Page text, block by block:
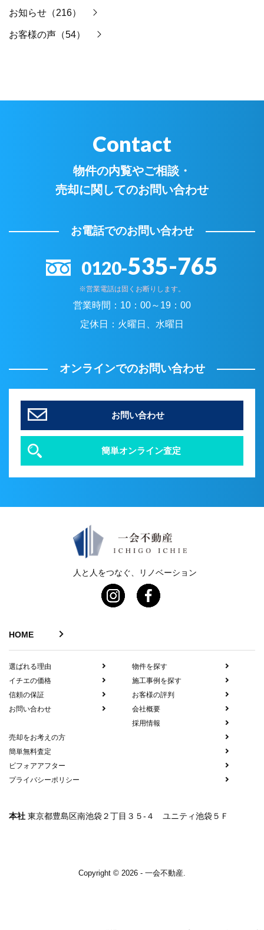
お知らせ（216）
お客様の声（54）
Contact
物件の内覧やご相談・
売却に関してのお問い合わせ
お電話でのお問い合わせ
0120-535-765
※営業電話は固くお断りします。
営業時間： 10：00～19：00
定休日： 火曜日、水曜日
オンラインでのお問い合わせ
お問い合わせ
簡単オンライン査定
人と人をつなぐ、リノベーション
HOME
選ばれる理由
イチエの価格
信頼の保証
お問い合わせ
物件を探す
施工事例を探す
お客様の評判
会社概要
採用情報
売却をお考えの方
簡単無料査定
ビフォアアフター
プライバシーポリシー
本社 東京都豊島区南池袋２丁目３５-４ ユニティ池袋５Ｆ
Copyright © 2026 - 一会不動産.